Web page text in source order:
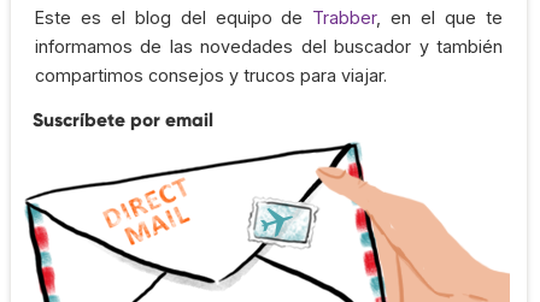
Este es el blog del equipo de Trabber, en el que te
informamos de las novedades del buscador y también
compartimos consejos y trucos para viajar.
Suscríbete por email